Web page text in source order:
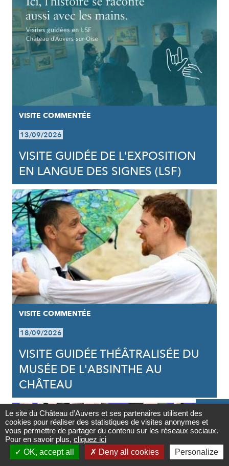
Contact

Newsletter
VISITE COMMENTÉE
13/09/2026
VISITE GUIDÉE DE L'EXPOSITION
EN LANGUE DES SIGNES (LSF)
VISITE COMMENTÉE
18/09/2026
VISITE GUIDÉE THÉÂTRALISÉE DU
MUSÉE DE L'ABSINTHE AU
CHÂTEAU
Le site du Château d’Auvers et ses partenaires utilisent des
cookies pour réaliser des statistiques de visites anonymes et
vous permettre de partager du contenu sur les réseaux sociaux.
Pour en savoir plus, cliquez ici
OK, accept all
Deny all cookies Personalize